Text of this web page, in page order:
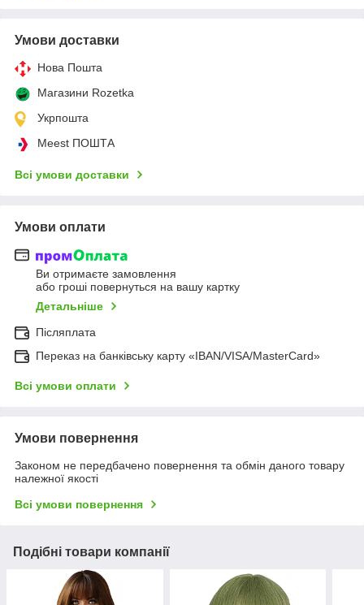
Умови доставки
Нова Пошта
Магазини Rozetka
Укрпошта
Meest ПОШТА
Всі умови доставки
Умови оплати
Ви отримаєте замовлення
або гроші повернуться на вашу картку
Детальніше
Післяплата
Переказ на банківську карту «IBAN/VISA/MasterCard»
Всі умови оплати
Умови повернення
Законом не передбачено повернення та обмін даного товару
належної якості
Всі умови повернення
Подібні товари компанії